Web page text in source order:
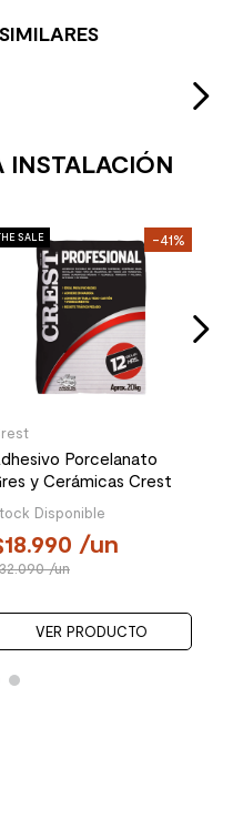
INSTALACIÓN
SALE -41%
Porcelanato
y Cerámicas Crest
Gris 20 Kg
Disponible
18.990 /un
32.090/un
VER PRODUCTO